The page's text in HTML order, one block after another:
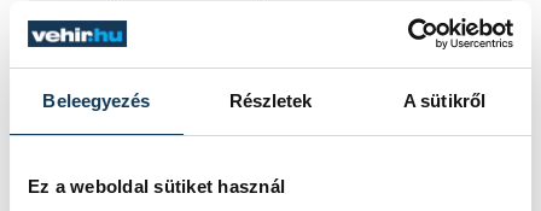
Beleegyezés Részletek A sütikről
Ez a weboldal sütiket használ
A Tisza-frakció
kezdeményezte, hogy
jövő kedden legyen az
államfőválasztás